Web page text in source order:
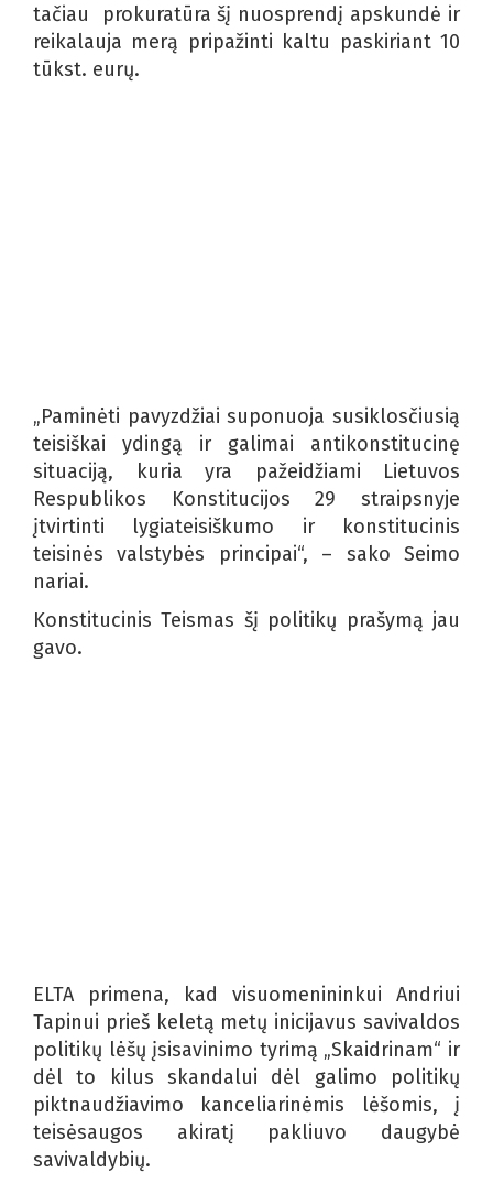
tačiau prokuratūra šį nuosprendį apskundė ir
reikalauja merą pripažinti kaltu paskiriant 10
tūkst. eurų.
„Paminėti pavyzdžiai suponuoja susiklosčiusią
teisiškai ydingą ir galimai antikonstitucinę
situaciją, kuria yra pažeidžiami Lietuvos
Respublikos Konstitucijos 29 straipsnyje
įtvirtinti lygiateisiškumo ir konstitucinis
teisinės valstybės principai“, – sako Seimo
nariai.
Konstitucinis Teismas šį politikų prašymą jau
gavo.
ELTA primena, kad visuomenininkui Andriui
Tapinui prieš keletą metų inicijavus savivaldos
politikų lėšų įsisavinimo tyrimą „Skaidrinam“ ir
dėl to kilus skandalui dėl galimo politikų
piktnaudžiavimo kanceliarinėmis lėšomis, į
teisėsaugos akiratį pakliuvo daugybė
savivaldybių.